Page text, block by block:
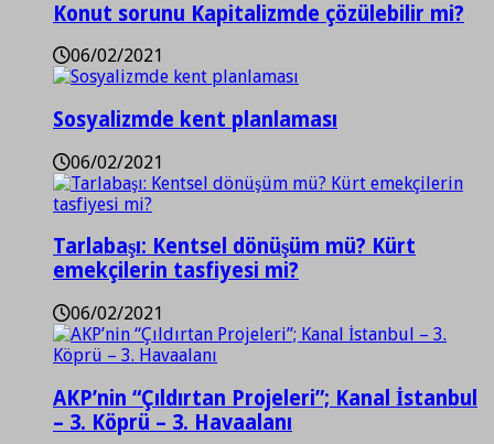
Konut sorunu Kapitalizmde çözülebilir mi?
06/02/2021
Sosyalizmde kent planlaması
06/02/2021
Tarlabaşı: Kentsel dönüşüm mü? Kürt
emekçilerin tasfiyesi mi?
06/02/2021
AKP’nin “Çıldırtan Projeleri”; Kanal İstanbul
– 3. Köprü – 3. Havaalanı